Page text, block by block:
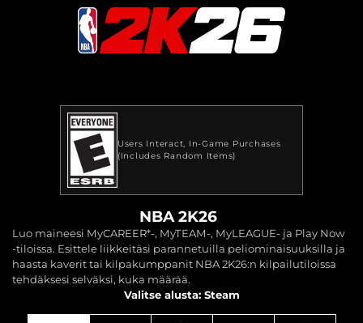
Users Interact In-Game Purchases
(Includes Random Items)
NBA 2K26
Luo maineesi MyCAREER*-, MyTEAM-, MyLEAGUE- ja Play Now
-tiloissa. Esittele liikkeitäsi parannetuilla peliominaisuuksilla ja
haasta kaverit tai kilpakumppanit NBA 2K26:n kilpailutiloissa
tehdäksesi selväksi, kuka määrää.
Valitse alusta: Steam